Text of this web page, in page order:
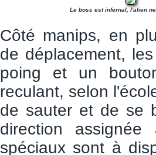
Le boss est infernal, l'alien
Côté manips, en
de déplacement,
poing et un
reculant, selon
de sauter et de se
direction
spéciaux sont à